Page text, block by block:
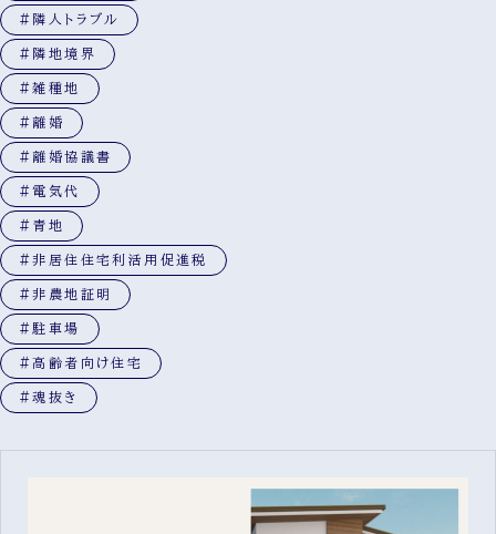
#隣人トラブル
#隣地境界
#雑種地
#離婚
#離婚協議書
#電気代
#青地
#非居住住宅利活用促進税
#非農地証明
#駐車場
#高齢者向け住宅
#魂抜き